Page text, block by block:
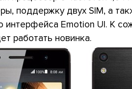
поддержку двух SIM, а
интерфейса Emotion UI. К
работать новинка.